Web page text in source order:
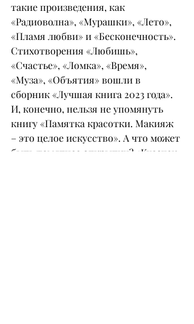
такие произведения, как
«Радиоволна», «Мурашки», «Лето»,
«Пламя любви» и «Бесконечность».
Стихотворения «Любишь»,
«Счастье», «Ломка», «Время»,
«Муза», «Объятия» вошли в
сборник «Лучшая книга 2023 года».
И, конечно, нельзя не упомянуть
книгу «Памятка красотки. Макияж
– это целое искусство». А что может
быть памятнее открытки? «Кусочек